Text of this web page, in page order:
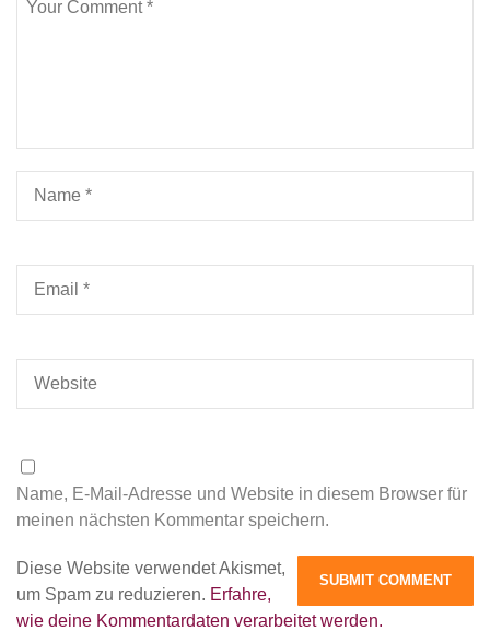
Name, E-Mail-Adresse und Website in diesem Browser für
meinen nächsten Kommentar speichern.
Diese Website verwendet Akismet,
um Spam zu reduzieren. Erfahre,
wie deine Kommentardaten verarbeitet werden.